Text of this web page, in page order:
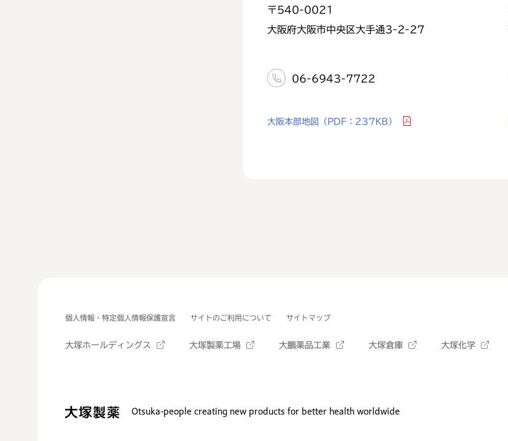
〒540-0021
大阪府大阪市中央区大手通3-2-27
06-6943-7722
大阪本部地図 （PDF：237KB）
個人情報・特定個人情報保護宣言 サイトのご利用について サイトマップ
大塚ホールディングス 大塚製薬工場 大鵬薬品工業 大塚倉庫 大塚化学
Otsuka-people creating new products for better health worldwide